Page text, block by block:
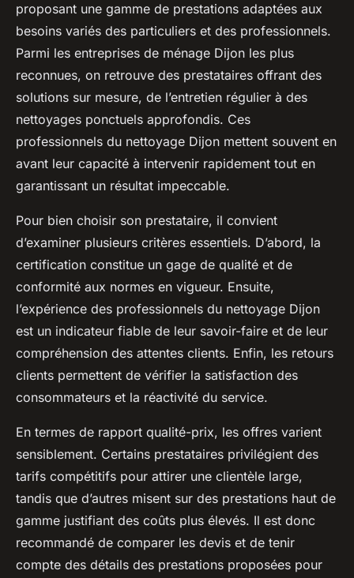
proposant une gamme de prestations adaptées aux
besoins variés des particuliers et des professionnels.
Parmi les entreprises de ménage Dijon les plus
reconnues, on retrouve des prestataires offrant des
solutions sur mesure, de l’entretien régulier à des
nettoyages ponctuels approfondis. Ces
professionnels du nettoyage Dijon mettent souvent en
avant leur capacité à intervenir rapidement tout en
garantissant un résultat impeccable.
Pour bien choisir son prestataire, il convient
d’examiner plusieurs critères essentiels. D’abord, la
certification constitue un gage de qualité et de
conformité aux normes en vigueur. Ensuite,
l’expérience des professionnels du nettoyage Dijon
est un indicateur fiable de leur savoir-faire et de leur
compréhension des attentes clients. Enfin, les retours
clients permettent de vérifier la satisfaction des
consommateurs et la réactivité du service.
En termes de rapport qualité-prix, les offres varient
sensiblement. Certains prestataires privilégient des
tarifs compétitifs pour attirer une clientèle large,
tandis que d’autres misent sur des prestations haut de
gamme justifiant des coûts plus élevés. Il est donc
recommandé de comparer les devis et de tenir
compte des détails des prestations proposées pour